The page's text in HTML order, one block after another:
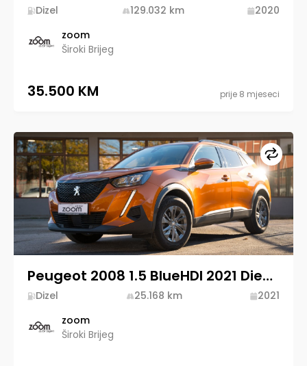
Dizel 129.032 km
2020
zoom
Široki Brijeg
35.500 KM prije 8 mjeseci
Peugeot 2008 1.5 BlueHDI 2021 Diesel
Dizel 25.168 km
2021
zoom
Široki Brijeg